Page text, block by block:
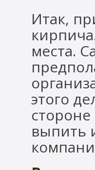
Итак,
места.
этого
выпить